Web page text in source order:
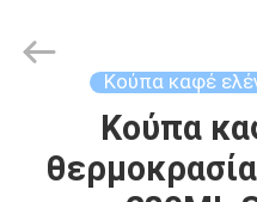
energy
Technology
Κούπα καφέ
Κούπα